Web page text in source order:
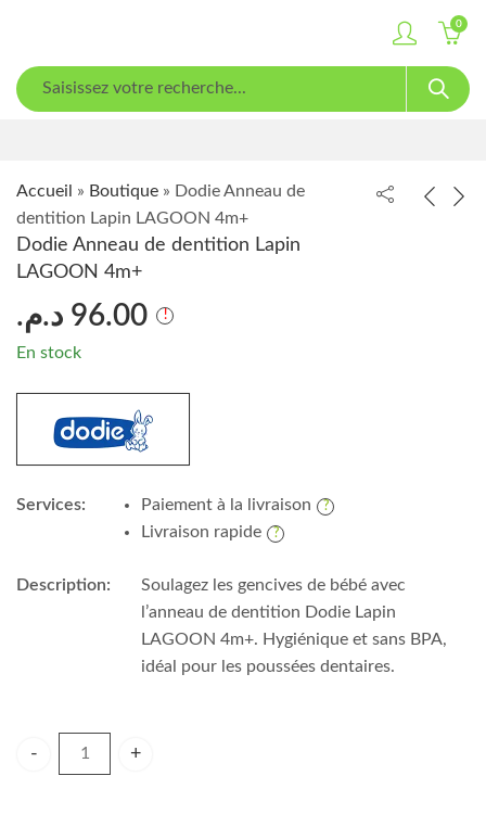
0
Accueil » Boutique » Dodie Anneau de
dentition Lapin LAGOON 4m+
Dodie Anneau de dentition Lapin
LAGOON 4m+
96.00 د.م.
En stock
Services:
Paiement à la livraison
Livraison rapide
Description:
Soulagez les gencives de bébé avec
l’anneau de dentition Dodie Lapin
LAGOON 4m+. Hygiénique et sans BPA,
idéal pour les poussées dentaires.